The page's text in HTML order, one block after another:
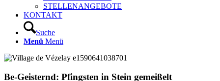
STELLENANGEBOTE
KONTAKT
Suche
Menü Menü
Be-Geisternd: Pfingsten in Stein gemeißelt